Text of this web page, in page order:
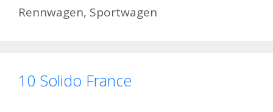
Rennwagen, Sportwagen
10 Solido France